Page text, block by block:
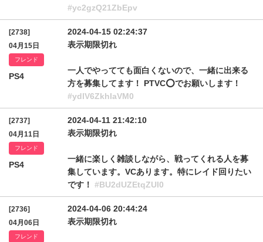
#yc2gzQ21ZbEpv
[2738]
04月15日
フレンド
PS4
2024-04-15 02:24:37
表示期限切れ
一人でやってても面白くないので、一緒に出来る
方を募集してます！ PTVC⭕でお願いします！
#ydlV6ZkhIaVM0
[2737]
04月11日
フレンド
PS4
2024-04-11 21:42:10
表示期限切れ
一緒に楽しく雑談しながら、戦ってくれる人を募
集しています。VCあります。特にレイド回りたい
です！ #BU2dUZEtqZUI0
[2736]
04月06日
フレンド
2024-04-06 20:44:24
表示期限切れ